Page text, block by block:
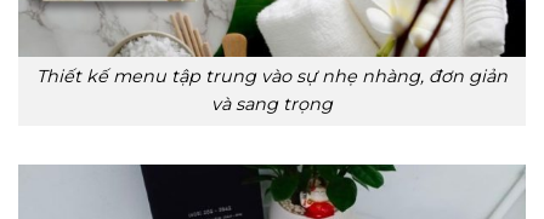
Thiết kế menu tập trung vào sự nhẹ nhàng, đơn giản
và sang trọng